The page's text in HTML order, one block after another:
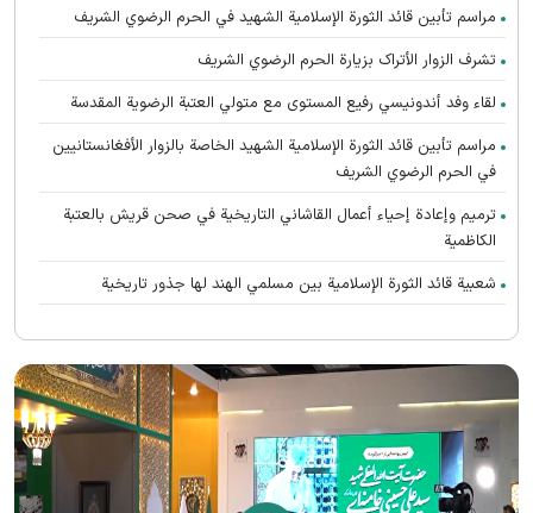
مراسم تأبين قائد الثورة الإسلامية الشهید في الحرم الرضوي الشریف
تشرف الزوار الأتراک بزیارة الحرم الرضوي الشریف
لقاء وفد أندونیسي رفيع المستوى مع متولي العتبة الرضوية المقدسة
مراسم تأبین قائد الثورة الإسلامية الشهيد الخاصة بالزوار الأفغانستانیین
في الحرم الرضوي الشریف
ترميم وإعادة إحياء أعمال القاشاني التاريخية في صحن قريش بالعتبة
الكاظمية
شعبية قائد الثورة الإسلامية بين مسلمي الهند لها جذور تاريخية
رواق الغدير يستضيف محبي القائد الشهيد الأفغانستانیین
اتحاد الدول الإسلامية هو سر إحياء الحضارة الإسلامية العظيمة
الشهيد الخامنئي حيّ في وجدان أتباع جميع الأديان والمعتقدات